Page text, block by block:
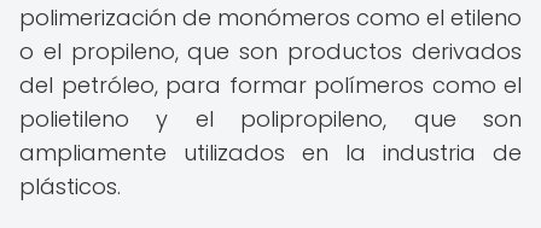
polimerización de monómeros como el etileno
o el propileno, que son productos derivados
del petróleo, para formar polímeros como el
polietileno y el polipropileno, que son
ampliamente utilizados en la industria de
plásticos.